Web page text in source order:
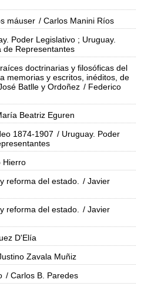
máuser / Carlos Manini Ríos
Poder Legislativo ; Uruguay.
de Representantes
doctrinarias y filosóficas del
memorias y escritos, inéditos, de
Batlle y Ordoñez / Federico
Beatriz Eguren
1874-1907 / Uruguay. Poder
Hierro
reforma del estado.
/ Javier
reforma del estado.
/ Javier
D'Elía
Zavala Muñiz
/ Carlos B. Paredes